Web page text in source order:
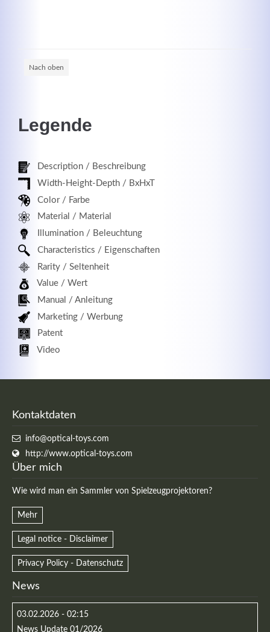
Nach oben
Legende
Description / Beschreibung
Width-Height-Depth / BxHxT
Color / Farbe
Material / Material
Illumination / Beleuchtung
Characteristics / Eigenschaften
Rarity / Seltenheit
Value / Wert
Manual / Anleitung
Marketing / Werbung
Patent
Video
Kontaktdaten
info@optical-toys.com
http://www.optical-toys.com
Über mich
Wie wird man ein Sammler von Spielzeugprojektoren?
Mehr
Legal notice - Disclaimer
Privacy Policy - Datenschutz
News
03.02.2026 - 02:15
News Update 01/2026
Passwort